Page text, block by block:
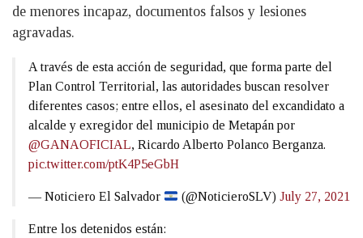
de menores incapaz, documentos falsos y lesiones
agravadas.
A través de esta acción de seguridad, que forma parte del
Plan Control Territorial, las autoridades buscan resolver
diferentes casos; entre ellos, el asesinato del excandidato a
alcalde y exregidor del municipio de Metapán por
@GANAOFICIAL, Ricardo Alberto Polanco Berganza.
pic.twitter.com/ptK4P5eGbH
— Noticiero El Salvador (@NoticieroSLV)July 27, 2021
Entre los detenidos están: